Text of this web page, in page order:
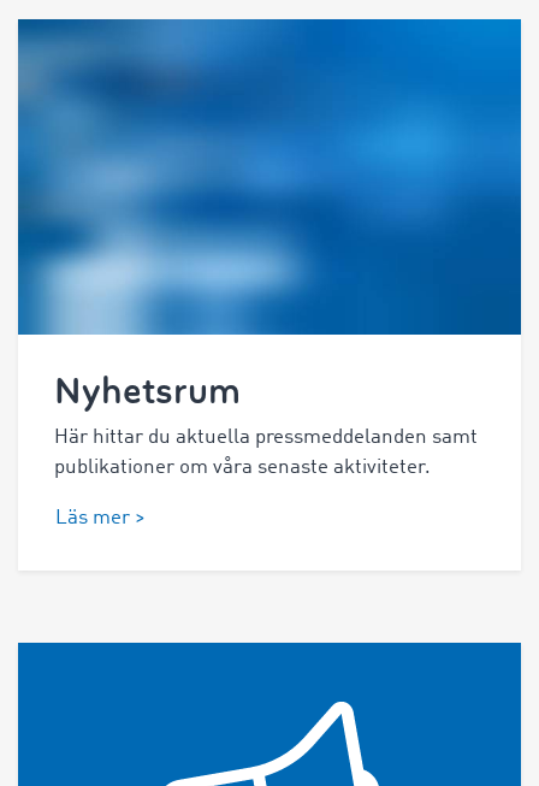
Nyhetsrum
Här hittar du aktuella pressmeddelanden samt
publikationer om våra senaste aktiviteter.
Läs mer >